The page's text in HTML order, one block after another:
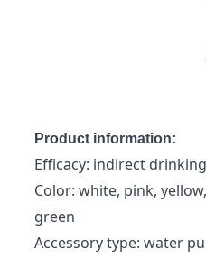
Product information:
Efficacy: indirect drinking
Color: white, pink,
green
Accessory type: water